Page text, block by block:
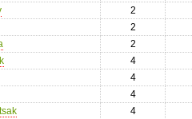
2
2
2
4
4
4
4